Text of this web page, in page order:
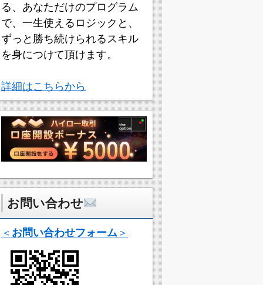
る、あなただけのプログラム
で、一生使えるロジックと、
ずっと勝ち続けられるスキル
を身につけて頂けます。
詳細はこちらから
お問い合わせ
＜ お問い合わせフォーム ＞